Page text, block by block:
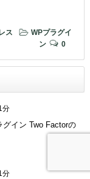
ス
WPプラグイ
ン
0
分
グイン Two Factorの
分